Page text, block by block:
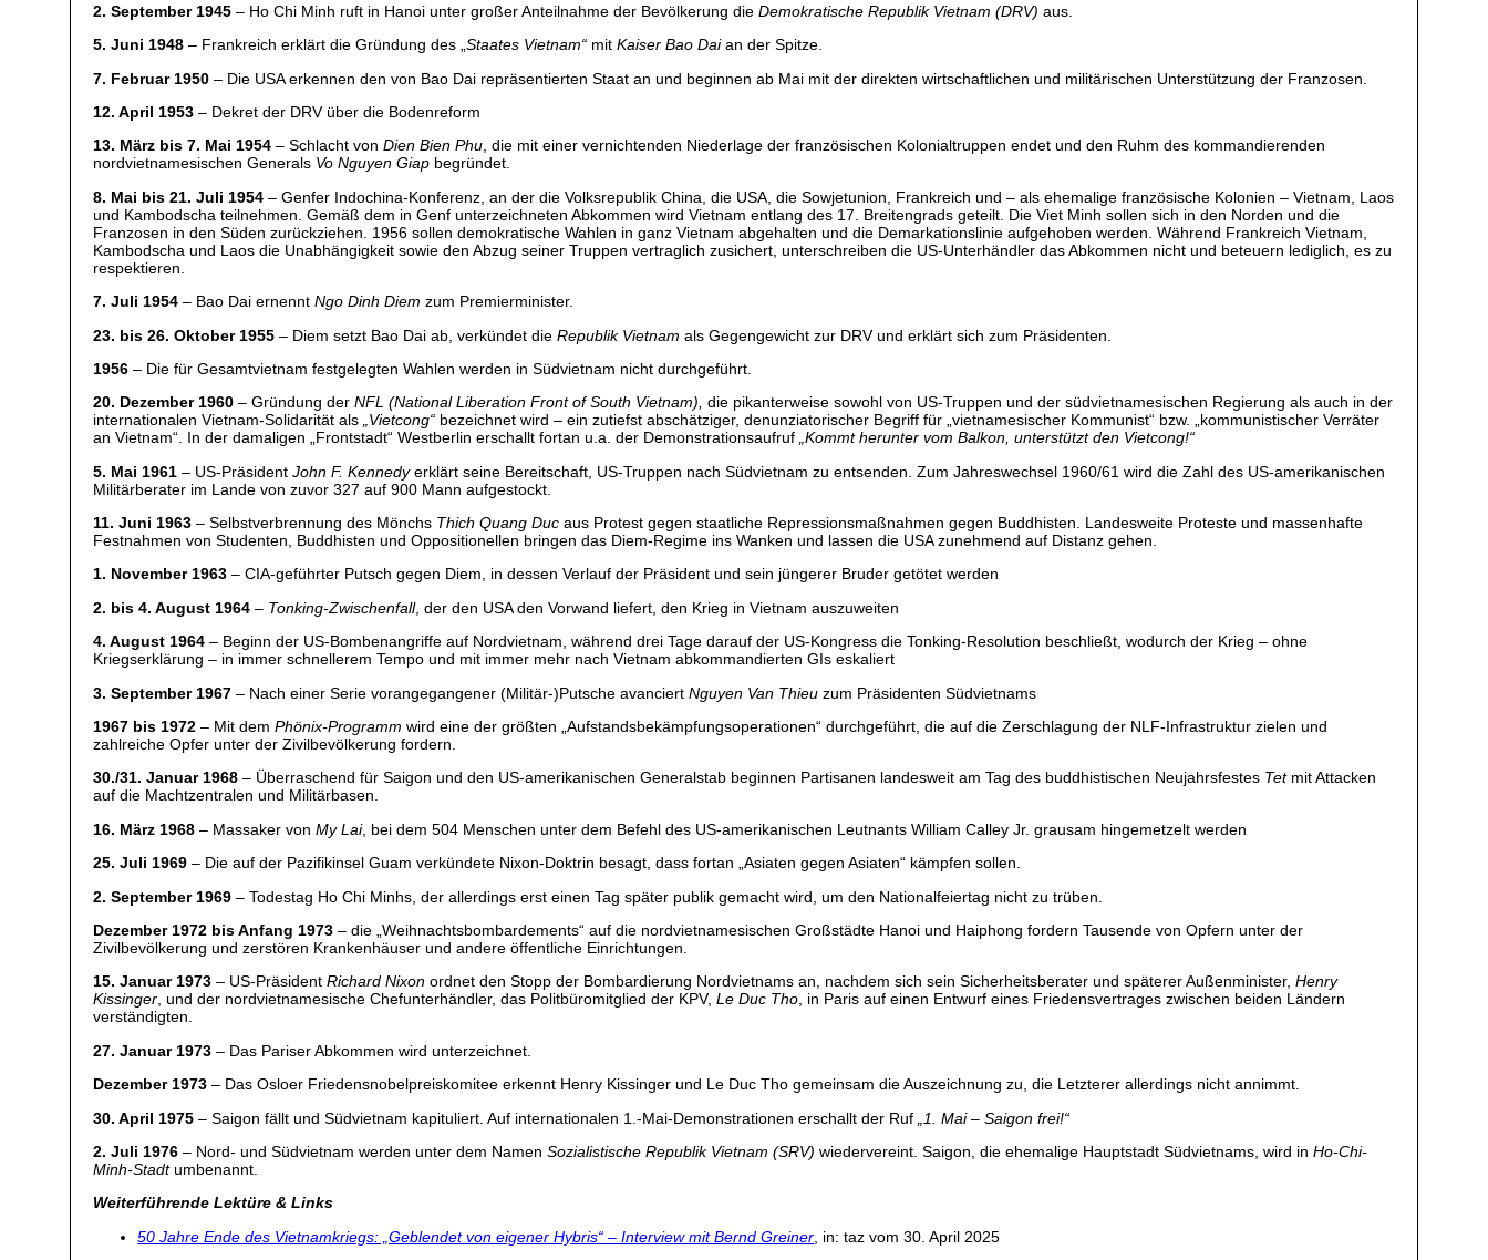
2. September 1945 – Ho Chi Minh ruft in Hanoi unter großer Anteilnahme der Bevölkerung die Demokratische Republik Vietnam (DRV)aus.
5. Juni 1948 – Frankreich erklärt die Gründung des „Staates Vietnam“ mitKaiser Bao Daian der Spitze.
7. Februar 1950 – Die USA erkennen den von Bao Dai repräsentierten Staat an und beginnen ab Mai mit der direkten wirtschaftlichen und militärischen Unterstützung der Franzosen.
12. April 1953 – Dekret der DRV über die Bodenreform
13. März bis 7. Mai 1954 – Schlacht vonDien Bien Phu, die mit einer vernichtenden Niederlage der französischen Kolonialtruppen endet und den Ruhm des kommandierenden
nordvietnamesischen Generals Vo Nguyen Giap begründet.
8. Mai bis 21. Juli 1954 – Genfer Indochina-Konferenz, an der die Volksrepublik China, die USA, die Sowjetunion, Frankreich und – als ehemalige französische Kolonien – Vietnam, Laos
und Kambodscha teilnehmen. Gemäß dem in Genf unterzeichneten Abkommen wird Vietnam entlang des 17. Breitengrads geteilt. Die Viet Minh sollen sich in den Norden und die
Franzosen in den Süden zurückziehen. 1956 sollen demokratische Wahlen in ganz Vietnam abgehalten und die Demarkationslinie aufgehoben werden. Während Frankreich Vietnam,
Kambodscha und Laos die Unabhängigkeit sowie den Abzug seiner Truppen vertraglich zusichert, unterschreiben die US-Unterhändler das Abkommen nicht und beteuern lediglich, es zu
respektieren.
7. Juli 1954 – Bao Dai ernenntNgo Dinh Diem zum Premierminister.
23. bis 26. Oktober 1955 – Diem setzt Bao Dai ab, verkündet dieRepublik Vietnam als Gegengewicht zur DRV und erklärt sich zum Präsidenten.
1956 – Die für Gesamtvietnam festgelegten Wahlen werden in Südvietnam nicht durchgeführt.
20. Dezember 1960 – Gründung derNFL (National Liberation Front of South Vietnam), die pikanterweise sowohl von US-Truppen und der südvietnamesischen Regierung als auch in der
internationalen Vietnam-Solidarität als„Vietcong“ bezeichnet wird – ein zutiefst abschätziger, denunziatorischer Begriff für „vietnamesischer Kommunist“ bzw. „kommunistischer Verräter
an Vietnam“. In der damaligen „Frontstadt“ Westberlin erschallt fortan u.a. der Demonstrationsaufruf„Kommt herunter vom Balkon, unterstützt den Vietcong!“
5. Mai 1961 – US-PräsidentJohn F. Kennedyerklärt seine Bereitschaft, US-Truppen nach Südvietnam zu entsenden. Zum Jahreswechsel 1960/61 wird die Zahl des US-amerikanischen
Militärberater im Lande von zuvor 327 auf 900 Mann aufgestockt.
11. Juni 1963 – Selbstverbrennung des Mönchs Thich Quang Duc aus Protest gegen staatliche Repressionsmaßnahmen gegen Buddhisten. Landesweite Proteste und massenhafte
Festnahmen von Studenten, Buddhisten und Oppositionellen bringen das Diem-Regime ins Wanken und lassen die USA zunehmend auf Distanz gehen.
1. November 1963 – CIA-geführter Putsch gegen Diem, in dessen Verlauf der Präsident und sein jüngerer Bruder getötet werden
2. bis 4. August 1964 – Tonking-Zwischenfall, der den USA den Vorwand liefert, den Krieg in Vietnam auszuweiten
4. August 1964 – Beginn der US-Bombenangriffe auf Nordvietnam, während drei Tage darauf der US-Kongress die Tonking-Resolution beschließt, wodurch der Krieg – ohne
Kriegserklärung – in immer schnellerem Tempo und mit immer mehr nach Vietnam abkommandierten GIs eskaliert
3. September 1967 – Nach einer Serie vorangegangener (Militär-)Putsche avanciertNguyen Van Thieu zum Präsidenten Südvietnams
1967 bis 1972 – Mit demPhönix-Programm wird eine der größten „Aufstandsbekämpfungsoperationen“ durchgeführt, die auf die Zerschlagung der NLF-Infrastruktur zielen und
zahlreiche Opfer unter der Zivilbevölkerung fordern.
30./31. Januar 1968 – Überraschend für Saigon und den US-amerikanischen Generalstab beginnen Partisanen landesweit am Tag des buddhistischen Neujahrsfestes Tetmit Attacken
auf die Machtzentralen und Militärbasen.
16. März 1968 – Massaker vonMy Lai, bei dem 504 Menschen unter dem Befehl des US-amerikanischen Leutnants William Calley Jr. grausam hingemetzelt werden
25. Juli 1969 – Die auf der Pazifikinsel Guam verkündete Nixon-Doktrin besagt, dass fortan „Asiaten gegen Asiaten“ kämpfen sollen.
2. September 1969 – Todestag Ho Chi Minhs, der allerdings erst einen Tag später publik gemacht wird, um den Nationalfeiertag nicht zu trüben.
Dezember 1972 bis Anfang 1973 – die „Weihnachtsbombardements“ auf die nordvietnamesischen Großstädte Hanoi und Haiphong fordern Tausende von Opfern unter der
Zivilbevölkerung und zerstören Krankenhäuser und andere öffentliche Einrichtungen.
15. Januar 1973 – US-PräsidentRichard Nixon ordnet den Stopp der Bombardierung Nordvietnams an, nachdem sich sein Sicherheitsberater und späterer Außenminister,Henry
Kissinger, und der nordvietnamesische Chefunterhändler, das Politbüromitglied der KPV,Le Duc Tho, in Paris auf einen Entwurf eines Friedensvertrages zwischen beiden Ländern
verständigten.
27. Januar 1973 – Das Pariser Abkommen wird unterzeichnet.
Dezember 1973 – Das Osloer Friedensnobelpreiskomitee erkennt Henry Kissinger und Le Duc Tho gemeinsam die Auszeichnung zu, die Letzterer allerdings nicht annimmt.
30. April 1975 – Saigon fällt und Südvietnam kapituliert. Auf internationalen 1.-Mai-Demonstrationen erschallt der Ruf
„1. Mai – Saigon frei!“
2. Juli 1976 – Nord- und Südvietnam werden unter dem NamenSozialistische Republik Vietnam (SRV) wiedervereint. Saigon, die ehemalige Hauptstadt Südvietnams, wird inHo-Chi-
Minh-Stadtumbenannt.
Weiterführende Lektüre & Links
50 Jahre Ende des Vietnamkriegs: „Geblendet von eigener Hybris“ – Interview mit Bernd Greiner , in: taz vom 30. April 2025